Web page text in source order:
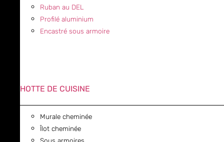
Ruban au DEL
Profilé aluminium
Encastré sous armoire
HOTTE DE CUISINE
Murale cheminée
Îlot cheminée